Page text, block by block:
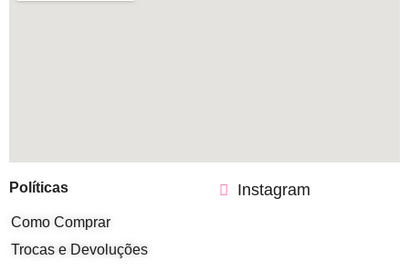
Políticas
Como Comprar
Trocas e Devoluções
Instagram